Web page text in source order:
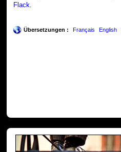
Flack.
Übersetzungen : Français English